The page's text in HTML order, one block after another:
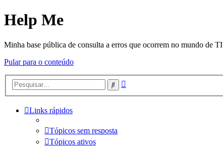
Help Me
Minha base pública de consulta a erros que ocorrem no mundo de TI
Pular para o conteúdo
Pesquisar
Links rápidos
Tópicos sem resposta
Tópicos ativos